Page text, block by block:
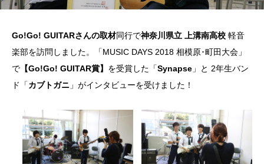
Go!Go! GUITARさんの取材同行で神奈川県立 上溝南高校 軽音
楽部を訪問しました。「MUSIC DAYS 2018 相模原･町田大会」
で 【Go!Go! GUITAR賞】 を受賞した「Synapse 」と 2年生バン
ド「カブトガニ 」がインタビューを受けました！